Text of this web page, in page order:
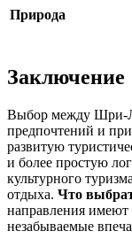
Природа
Заключение
Выбор между Шри-
предпочтений и
развитую
и более простую
культурного
отдыха. Что
направления
незабываемые